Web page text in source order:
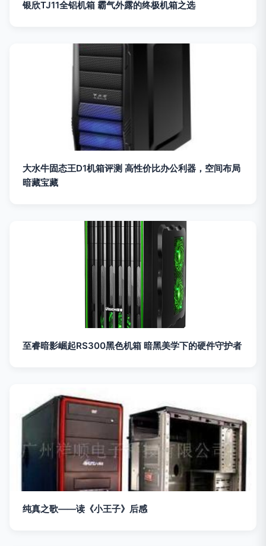
银欣TJ11全铝机箱 霸气外露的终极机箱之选
大水牛固态王D1机箱评测 高性价比办公利器，空间布局
暗藏宝藏
至睿暗影崛起RS300黑色机箱 暗黑美学下的硬件守护者
纯真之歌——读《小王子》后感